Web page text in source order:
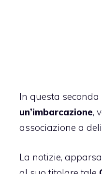
In questa seconda
un’imbarcazione,
associazione a
La notizie,